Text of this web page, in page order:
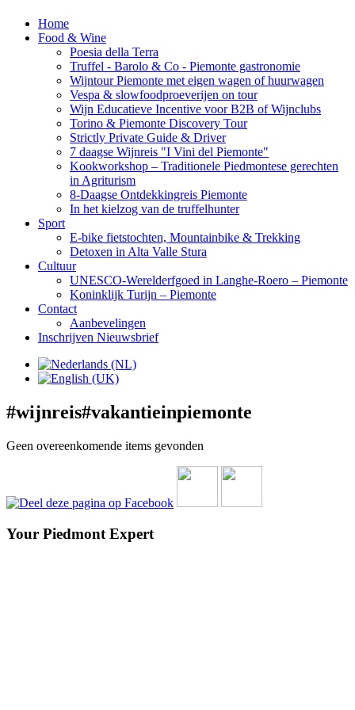
Home
Food & Wine
Poesia della Terra
Truffel - Barolo & Co - Piemonte gastronomie
Wijntour Piemonte met eigen wagen of huurwagen
Vespa & slowfoodproeverijen on tour
Wijn Educatieve Incentive voor B2B of Wijnclubs
Torino & Piemonte Discovery Tour
Strictly Private Guide & Driver
7 daagse Wijnreis "I Vini del Piemonte"
Kookworkshop – Traditionele Piedmontese gerechten
in Agriturism
8-Daagse Ontdekkingreis Piemonte
In het kielzog van de truffelhunter
Sport
E-bike fietstochten, Mountainbike & Trekking
Detoxen in Alta Valle Stura
Cultuur
UNESCO-Werelderfgoed in Langhe-Roero – Piemonte
Koninklijk Turijn – Piemonte
Contact
Aanbevelingen
Inschrijven Nieuwsbrief
#wijnreis#vakantieinpiemonte
Geen overeenkomende items gevonden
Your Piedmont Expert